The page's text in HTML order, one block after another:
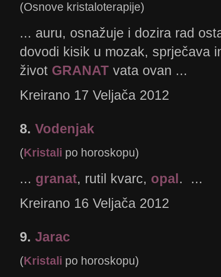
(Osnove kristaloterapije)
... auru, osnažuje i dozira rad
dovodi kisik u mozak, sprječava
život GRANAT vata ovan ...
Kreirano 17 Veljača 2012
8. Vodenjak
(Kristali po horoskopu)
... granat, rutil kvarc, opal. ...
Kreirano 16 Veljača 2012
9. Jarac
(Kristali po horoskopu)